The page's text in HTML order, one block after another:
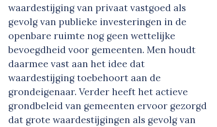
waardestijging van privaat vastgoed als
gevolg van publieke investeringen in de
openbare ruimte nog geen wettelijke
bevoegdheid voor gemeenten. Men houdt
daarmee vast aan het idee dat
waardestijging toebehoort aan de
grondeigenaar. Verder heeft het actieve
grondbeleid van gemeenten ervoor gezorgd
dat grote waardestijgingen als gevolg van